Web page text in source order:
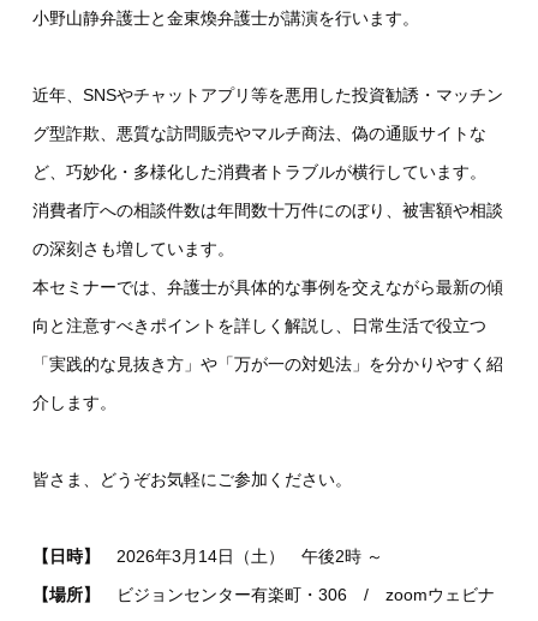
小野山静弁護士と金東煥弁護士が講演を行います。
近年、SNSやチャットアプリ等を悪用した投資勧誘・マッチン
グ型詐欺、悪質な訪問販売やマルチ商法、偽の通販サイトな
ど、巧妙化・多様化した消費者トラブルが横行しています。
消費者庁への相談件数は年間数十万件にのぼり、被害額や相談
の深刻さも増しています。
本セミナーでは、弁護士が具体的な事例を交えながら最新の傾
向と注意すべきポイントを詳しく解説し、日常生活で役立つ
「実践的な見抜き方」や「万が一の対処法」を分かりやすく紹
介します。
皆さま、どうぞお気軽にご参加ください。
【日時】
2026年3月14日（土） 午後2時 ～
【場所】
ビジョンセンター有楽町・306 / zoomウェビナ